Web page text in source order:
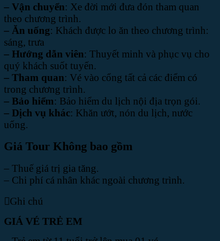
– Vận chuyển: Xe đời mới đưa đón tham quan
theo chương trình.
– Ăn uống: Khách được lo ăn theo chương trình:
sáng, trưa
– Hướng dẫn viên: Thuyết minh và phục vụ cho
quý khách suốt tuyến.
– Tham quan: Vé vào cổng tất cả các điểm có
trong chương trình.
– Bảo hiểm: Bảo hiểm du lịch nội địa trọn gói.
– Dịch vụ khác: Khăn ướt, nón du lịch, nước
uống.
Giá Tour Không bao gồm
– Thuế giá trị gia tăng.
– Chi phí cá nhân khác ngoài chương trình.
Ghi chú
GIÁ VÉ TRẺ EM